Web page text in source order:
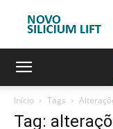
Início Tags
Tag: